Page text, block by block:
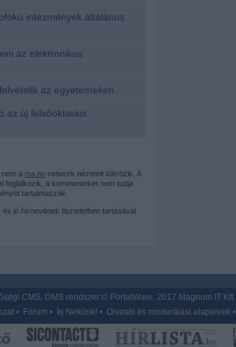
intézmények általános
az elektronikus
az egyetemeken
az új felsőoktatási
a ma.hu network nézeteit tükrözik. A
a kommenteket nem tudja
tartalmazzák.
jó hírnevének tiszteletben tartásával
CMS, DMS rendszer:© PortalWare, 2017 Magnum IT Kft.
• Fórum • Írj Nekünk! • Olvasói és moderálási alapelvek•